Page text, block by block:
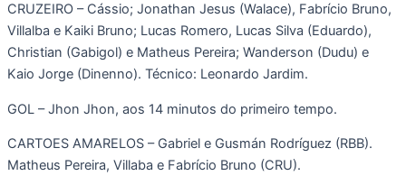
CRUZEIRO – Cássio; Jonathan Jesus (Walace), Fabrício Bruno,
Villalba e Kaiki Bruno; Lucas Romero, Lucas Silva (Eduardo),
Christian (Gabigol) e Matheus Pereira; Wanderson (Dudu) e
Kaio Jorge (Dinenno). Técnico: Leonardo Jardim.
GOL – Jhon Jhon, aos 14 minutos do primeiro tempo.
CARTOES AMARELOS – Gabriel e Gusmán Rodríguez (RBB).
Matheus Pereira, Villaba e Fabrício Bruno (CRU).